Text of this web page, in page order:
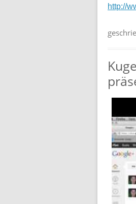
http://